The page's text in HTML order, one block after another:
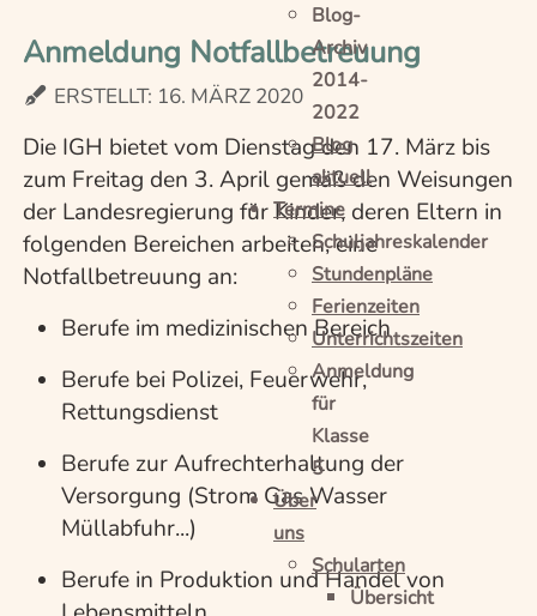
Blog-
Archiv
2014-
2022
Blog
aktuell
Termine
Schuljahreskalender
Stundenpläne
Ferienzeiten
Unterrichtszeiten
Anmeldung
für
Klasse
5
Über
uns
Schularten
Übersicht
Anmeldung Notfallbetreuung
ERSTELLT: 16. MÄRZ 2020
Die IGH bietet vom Dienstag den 17. März bis
zum Freitag den 3. April gemäß den Weisungen
der Landesregierung für Kinder, deren Eltern in
folgenden Bereichen arbeiten, eine
Notfallbetreuung an:
Berufe im medizinischen Bereich
Berufe bei Polizei, Feuerwehr,
Rettungsdienst
Berufe zur Aufrechterhaltung der
Versorgung (Strom Gas Wasser
Müllabfuhr...)
Berufe in Produktion und Handel von